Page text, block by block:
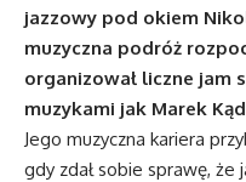
jazzowy pod okiem
muzyczna podróż
organizował liczne jam
muzykami jak Marek
Jego muzyczna kariera
gdy zdał sobie sprawę, że